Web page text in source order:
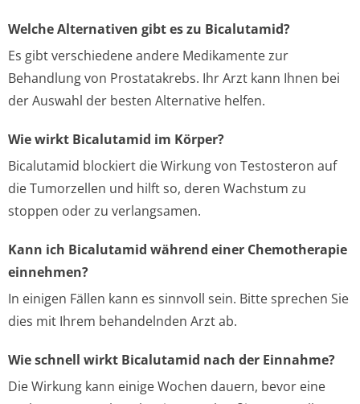
Welche Alternativen gibt es zu Bicalutamid?
Es gibt verschiedene andere Medikamente zur
Behandlung von Prostatakrebs. Ihr Arzt kann Ihnen bei
der Auswahl der besten Alternative helfen.
Wie wirkt Bicalutamid im Körper?
Bicalutamid blockiert die Wirkung von Testosteron auf
die Tumorzellen und hilft so, deren Wachstum zu
stoppen oder zu verlangsamen.
Kann ich Bicalutamid während einer Chemotherapie
einnehmen?
In einigen Fällen kann es sinnvoll sein. Bitte sprechen Sie
dies mit Ihrem behandelnden Arzt ab.
Wie schnell wirkt Bicalutamid nach der Einnahme?
Die Wirkung kann einige Wochen dauern, bevor eine